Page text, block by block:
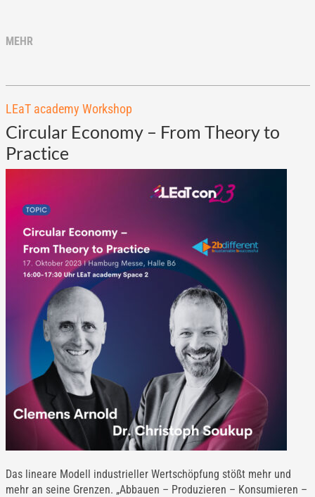
MEHR
LEaT academy Workshop
Circular Economy – From Theory to
Practice
Das lineare Modell industrieller Wertschöpfung stößt mehr und
mehr an seine Grenzen. „Abbauen – Produzieren – Konsumieren –